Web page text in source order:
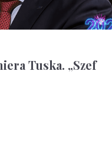
Tuska. „Szef